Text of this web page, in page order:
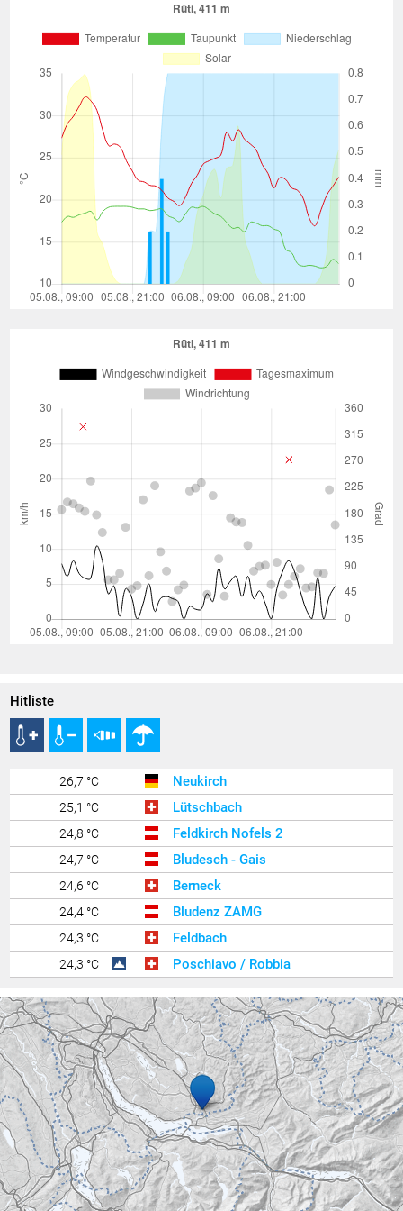
Hitliste
26,7 °C Neukirch
25,1 °C Lütschbach
24,8 °C Feldkirch Nofels 2
24,7 °C Bludesch - Gais
24,6 °C Berneck
24,4 °C Bludenz ZAMG
24,3 °C Feldbach
24,3 °C Poschiavo / Robbia
24,2 °C Zürich Kloten
24,2 °C Walenstadt ARA
24,2 °C Mels
24,2 °C Cham
24,2 °C Ruggell
24,1 °C Riedt bei Erlen
24,1 °C Bassersdorf
24,1 °C Wädenswil